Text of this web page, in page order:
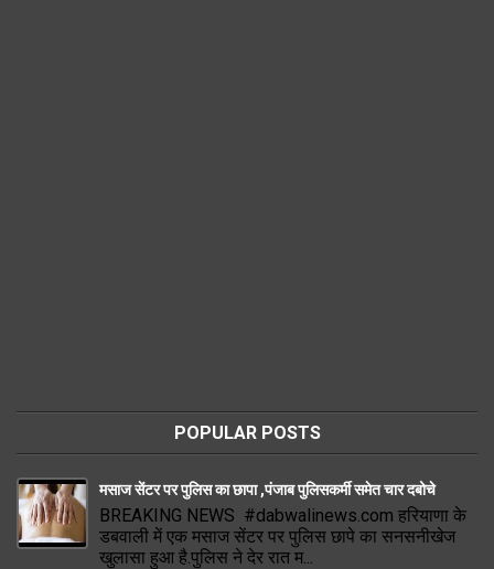
POPULAR POSTS
मसाज सेंटर पर पुलिस का छापा ,पंजाब पुलिसकर्मी समेत चार दबोचे
BREAKING NEWS #dabwalinews.com हरियाणा के
डबवाली में एक मसाज सेंटर पर पुलिस छापे का सनसनीखेज
खुलासा हुआ है.पुलिस ने देर रात म...